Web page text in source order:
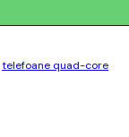
telefoane quad-core